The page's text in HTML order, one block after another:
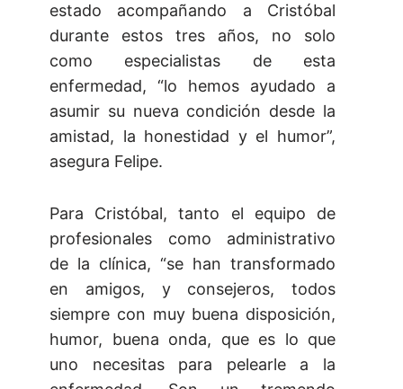
estado acompañando a Cristóbal
durante estos tres años, no solo
como especialistas de esta
enfermedad, “lo hemos ayudado a
asumir su nueva condición desde la
amistad, la honestidad y el humor”,
asegura Felipe.
Para Cristóbal, tanto el equipo de
profesionales como administrativo
de la clínica, “se han transformado
en amigos, y consejeros, todos
siempre con muy buena disposición,
humor, buena onda, que es lo que
uno necesitas para pelearle a la